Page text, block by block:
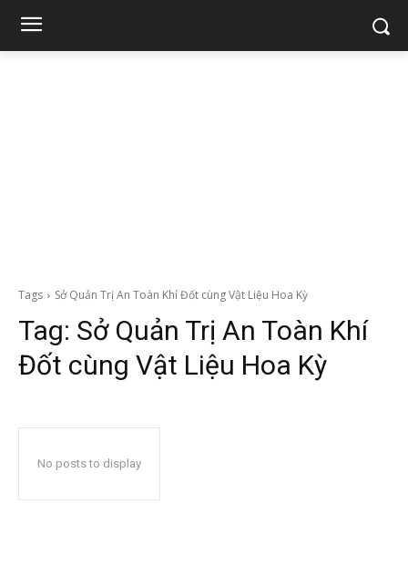
Tags Sở Quản Trị An Toàn Khí Đốt cùng Vật Liệu Hoa Kỳ
Tag: Sở Quản Trị An Toàn Khí
Đốt cùng Vật Liệu Hoa Kỳ
No posts to display